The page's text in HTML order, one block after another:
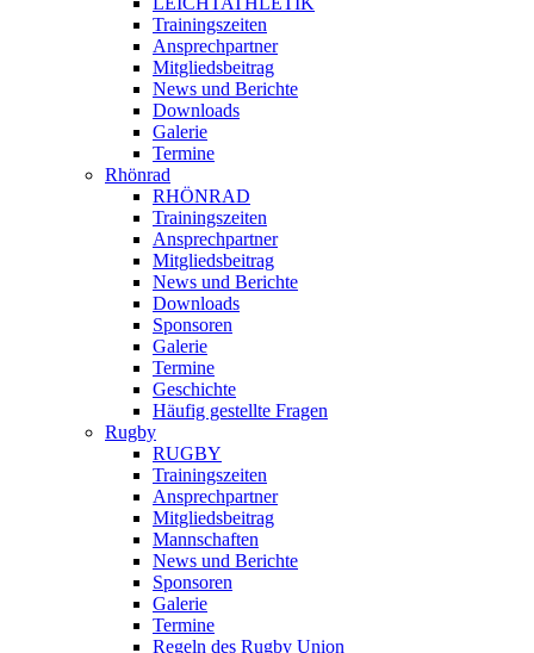
Trainingszeiten
Ansprechpartner
Mitgliedsbeitrag
News und Berichte
Downloads
Galerie
Termine
Rhönrad
RHÖNRAD
Trainingszeiten
Ansprechpartner
Mitgliedsbeitrag
News und Berichte
Downloads
Sponsoren
Galerie
Termine
Geschichte
Häufig gestellte Fragen
Rugby
RUGBY
Trainingszeiten
Ansprechpartner
Mitgliedsbeitrag
Mannschaften
News und Berichte
Sponsoren
Galerie
Termine
Regeln des Rugby Union